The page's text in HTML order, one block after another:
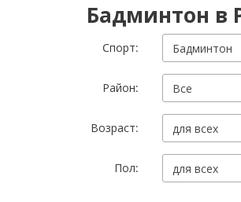
Бадминтон в
Cпорт: Бадминтон
Район: Все
Возраст: для всех
Пол: для всех